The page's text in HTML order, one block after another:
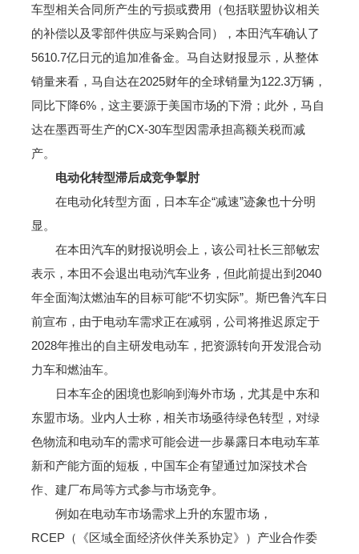
车型相关合同所产生的亏损或费用（包括联盟协议相关
的补偿以及零部件供应与采购合同），本田汽车确认了
5610.7亿日元的追加准备金。马自达财报显示，从整体
销量来看，马自达在2025财年的全球销量为122.3万辆，
同比下降6%，这主要源于美国市场的下滑；此外，马自
达在墨西哥生产的CX-30车型因需承担高额关税而减
产。
电动化转型滞后成竞争掣肘
在电动化转型方面，日本车企“减速”迹象也十分明
显。
在本田汽车的财报说明会上，该公司社长三部敏宏
表示，本田不会退出电动汽车业务，但此前提出到2040
年全面淘汰燃油车的目标可能“不切实际”。斯巴鲁汽车日
前宣布，由于电动车需求正在减弱，公司将推迟原定于
2028年推出的自主研发电动车，把资源转向开发混合动
力车和燃油车。
日本车企的困境也影响到海外市场，尤其是中东和
东盟市场。业内人士称，相关市场亟待绿色转型，对绿
色物流和电动车的需求可能会进一步暴露日本电动车革
新和产能方面的短板，中国车企有望通过加深技术合
作、建厂布局等方式参与市场竞争。
例如在电动车市场需求上升的东盟市场，
RCEP（《区域全面经济伙伴关系协定》）产业合作委